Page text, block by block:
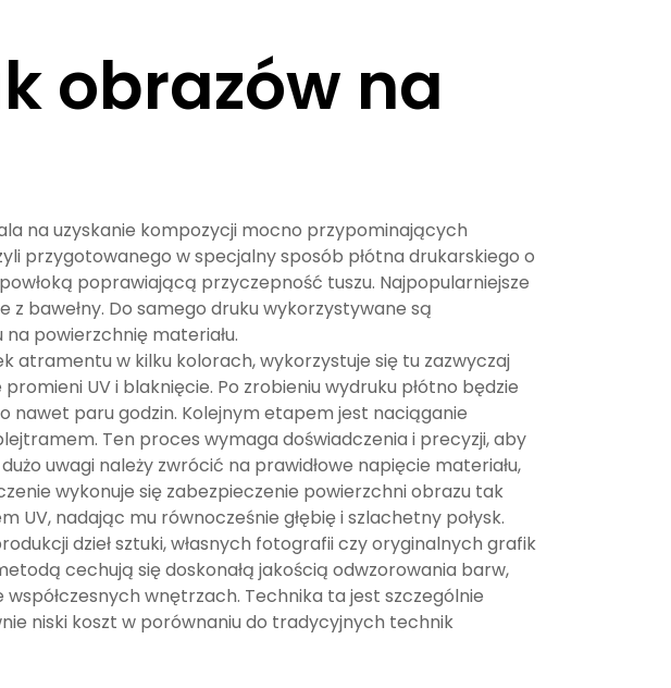
obrazów na
na uzyskanie kompozycji mocno przypominających
przygotowanego w specjalny sposób płótna drukarskiego o
poprawiającą przyczepność tuszu. Najpopularniejsze
z bawełny. Do samego druku wykorzystywane są
powierzchnię materiału.
atramentu w kilku kolorach, wykorzystuje się tu zazwyczaj
UV i blaknięcie. Po zrobieniu wydruku płótno będzie
nawet paru godzin. Kolejnym etapem jest naciąganie
Ten proces wymaga doświadczenia i precyzji, aby
uwagi należy zwrócić na prawidłowe napięcie materiału,
wykonuje się zabezpieczenie powierzchni obrazu tak
nadając mu równocześnie głębię i szlachetny połysk.
dzieł sztuki, własnych fotografii czy oryginalnych grafik
cechują się doskonałą jakością odwzorowania barw,
wnętrzach. Technika ta jest szczególnie
niski koszt w porównaniu do tradycyjnych technik